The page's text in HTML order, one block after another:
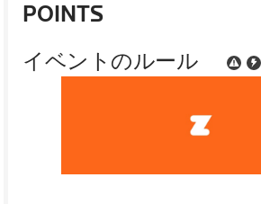
POINTS
イベントのルール